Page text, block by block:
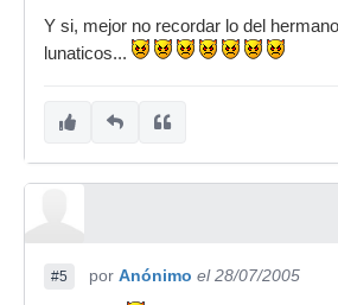
Y si, mejor no recordar lo del
lunaticos...
#5 por Anónimo el 28/07/2005